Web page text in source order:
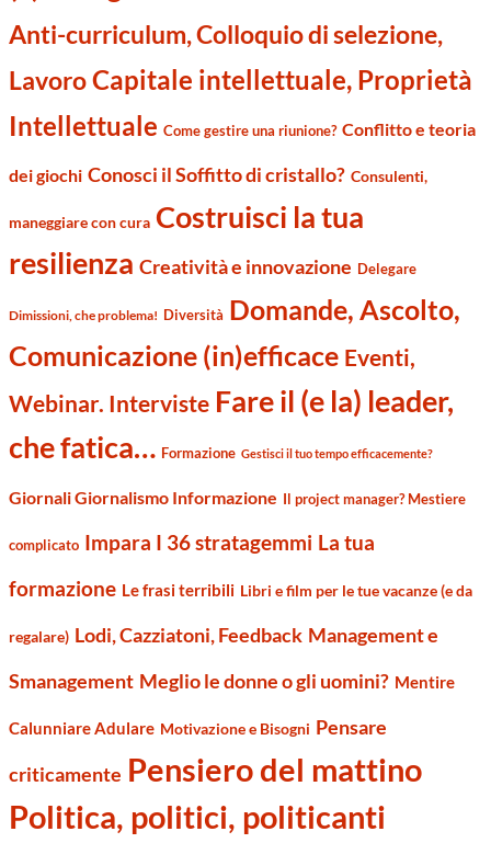
Anti-curriculum, Colloquio di selezione,
LavoroCapitale intellettuale, Proprietà
Intellettuale Come gestire una riunione? Conflitto e teoria
dei giochi Conosci il Soffitto di cristallo? Consulenti,
maneggiare con cura Costruisci la tua
resilienza Creatività e innovazione Delegare
Dimissioni, che problema! Diversità Domande, Ascolto,
Comunicazione (in)efficace Eventi,
Webinar. Interviste Fare il (e la) leader,
che fatica… Formazione Gestisci il tuo tempo efficacemente?
Giornali Giornalismo Informazione Il project manager? Mestiere
complicato Impara I 36 stratagemmi La tua
formazione Le frasi terribili Libri e film per le tue vacanze (e da
regalare) Lodi, Cazziatoni, Feedback Management e
Smanagement Meglio le donne o gli uomini? Mentire
Calunniare Adulare Motivazione e Bisogni Pensare
criticamente Pensiero del mattino
Politica, politici, politicanti